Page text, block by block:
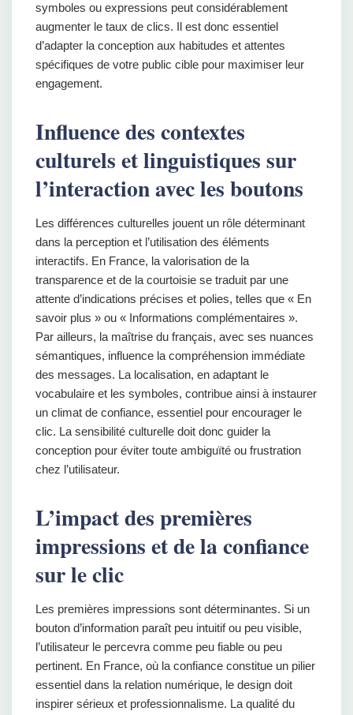
symboles ou expressions peut considérablement
augmenter le taux de clics. Il est donc essentiel
d’adapter la conception aux habitudes et attentes
spécifiques de votre public cible pour maximiser leur
engagement.
Influence des contextes
culturels et linguistiques sur
l’interaction avec les boutons
Les différences culturelles jouent un rôle déterminant
dans la perception et l’utilisation des éléments
interactifs. En France, la valorisation de la
transparence et de la courtoisie se traduit par une
attente d’indications précises et polies, telles que « En
savoir plus » ou « Informations complémentaires ».
Par ailleurs, la maîtrise du français, avec ses nuances
sémantiques, influence la compréhension immédiate
des messages. La localisation, en adaptant le
vocabulaire et les symboles, contribue ainsi à instaurer
un climat de confiance, essentiel pour encourager le
clic. La sensibilité culturelle doit donc guider la
conception pour éviter toute ambiguïté ou frustration
chez l’utilisateur.
L’impact des premières
impressions et de la confiance
sur le clic
Les premières impressions sont déterminantes. Si un
bouton d’information paraît peu intuitif ou peu visible,
l’utilisateur le percevra comme peu fiable ou peu
pertinent. En France, où la confiance constitue un pilier
essentiel dans la relation numérique, le design doit
inspirer sérieux et professionnalisme. La qualité du